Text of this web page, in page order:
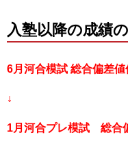
入塾以降の成績
6月河合模試 総合偏差
↓
1月河合プレ模試 総合